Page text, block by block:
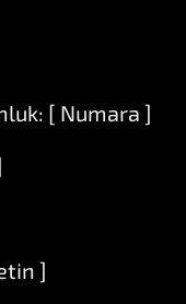
[ Numara ]
]